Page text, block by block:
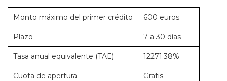
Monto máximo del primer crédito 600 euros
Plazo 7 a 30 días
Tasa anual equivalente (TAE) 12271.38%
Cuota de apertura Gratis